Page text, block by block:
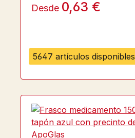
5647 artículos disponibles
Desde 0,63 €